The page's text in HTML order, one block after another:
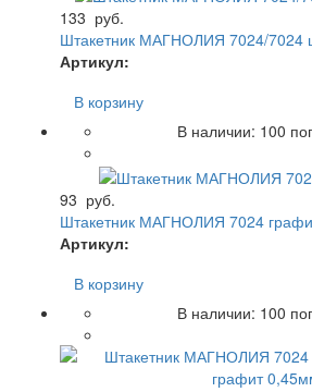
133 руб.
Штакетник МАГНОЛИЯ 7024/7024
Артикул:
В корзину
В наличии: 100
93 руб.
Штакетник МАГНОЛИЯ 7024
Артикул:
В корзину
В наличии: 100